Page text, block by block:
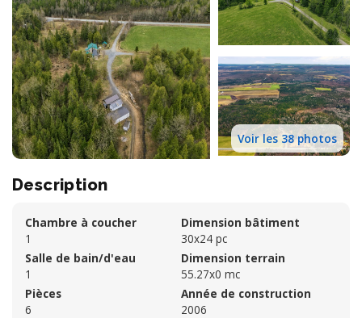
Voir les 38 photos
Description
Chambre à coucher
1
Salle de bain/d'eau
1
Pièces
6
Dimension bâtiment
30x24 pc
Dimension terrain
55.27x0 mc
Année de construction
2006